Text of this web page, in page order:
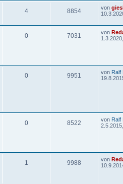
4 8854 von
0 7031 von
0 9951 von Ralf
0 8522 von Ralf
1 9988 von